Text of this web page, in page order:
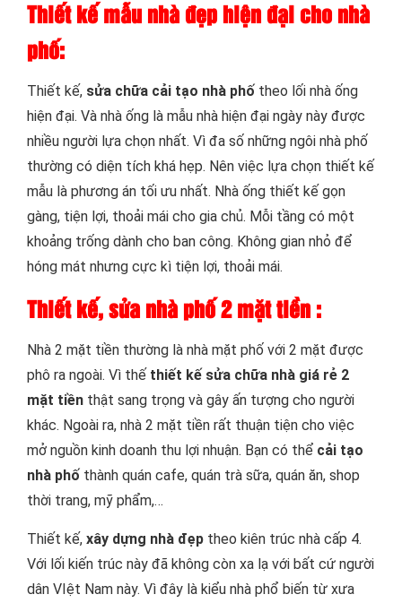
Thiết kế mẫu nhà đẹp hiện đại cho nhà
phố:
Thiết kế, sửa chữa cải tạo nhà phố theo lối nhà ống
hiện đại. Và nhà ống là mẫu nhà hiện đại ngày này được
nhiều người lựa chọn nhất. Vì đa số những ngôi nhà phố
thường có diện tích khá hẹp. Nên việc lựa chọn thiết kế
mẫu là phương án tối ưu nhất. Nhà ống thiết kế gọn
gàng, tiện lợi, thoải mái cho gia chủ. Mỗi tầng có một
khoảng trống dành cho ban công. Không gian nhỏ để
hóng mát nhưng cực kì tiện lợi, thoải mái.
Thiết kế, sửa nhà phố 2 mặt tiền :
Nhà 2 mặt tiền thường là nhà mặt phố với 2 mặt được
phô ra ngoài. Vì thế thiết kế sửa chữa nhà giá rẻ 2
mặt tiền thật sang trọng và gây ấn tượng cho người
khác. Ngoài ra, nhà 2 mặt tiền rất thuận tiện cho việc
mở nguồn kinh doanh thu lợi nhuận. Bạn có thể cải tạo
nhà phố thành quán cafe, quán trà sữa, quán ăn, shop
thời trang, mỹ phẩm,…
Thiết kế, xây dựng nhà đẹp theo kiên trúc nhà cấp 4.
Với lối kiến trúc này đã không còn xa lạ với bất cứ người
dân VIệt Nam này. Vì đây là kiểu nhà phổ biến từ xưa